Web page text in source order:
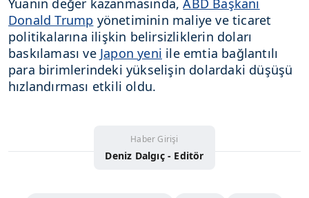
Yuanın değer kazanmasında,ABD Başkanı
Donald Trump yönetiminin maliye ve ticaret
politikalarına ilişkin belirsizliklerin doları
baskılaması ve Japon yeni ile emtia bağlantılı
para birimlerindeki yükselişin dolardaki düşüşü
hızlandırması etkili oldu.
Haber Girişi
Deniz Dalgıç - Editör